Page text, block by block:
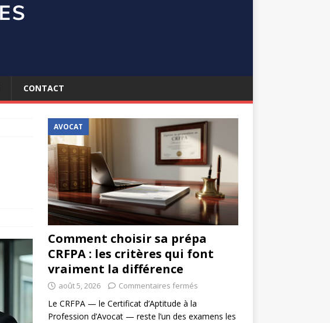
CONTACT
AVOCAT
Comment choisir sa prépa
CRFPA : les critères qui font
vraiment la différence
août 5, 2026 Commentaires fermés
Le CRFPA — le Certificat d’Aptitude à la
Profession d’Avocat — reste l’un des examens les